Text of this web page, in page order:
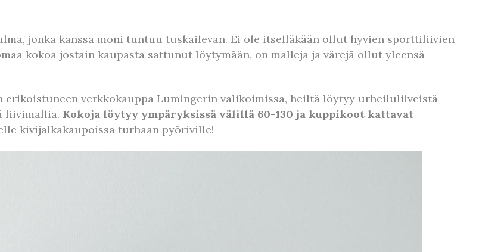
jonka kanssa moni tuntuu tuskailevan. Ei ole itselläkään ollut hyvien sporttiliivien
kokoa jostain kaupasta sattunut löytymään, on malleja ja värejä ollut yleensä
verkkokauppa Lumingerin valikoimissa, heiltä löytyy urheiluliiveistä
liivimallia. Kokoja löytyy ympäryksissä välillä 60-130 ja kuppikoot kattavat
kivijalkakaupoissa turhaan pyöriville!